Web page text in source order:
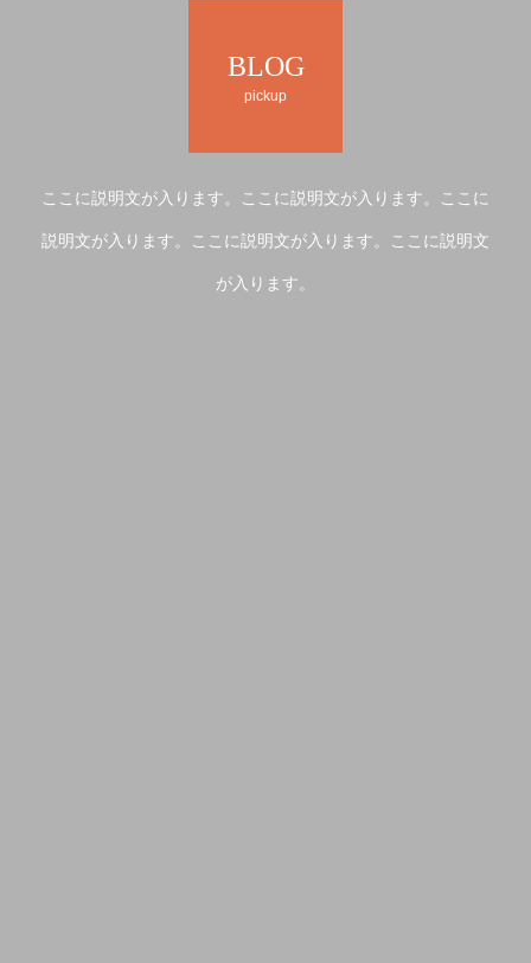
BLOG
pickup
ここに説明文が入ります。ここに説明文が入ります。ここに
説明文が入ります。ここに説明文が入ります。ここに説明文
が入ります。